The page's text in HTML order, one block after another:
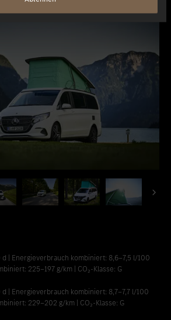
d | Energieverbrauch kombiniert: 8,6‒7,5 l/100
225‒197 g/km | CO₂-Klasse: G
| Energieverbrauch kombiniert: 8,7‒7,7 l/100
229‒202 g/km | CO₂-Klasse: G